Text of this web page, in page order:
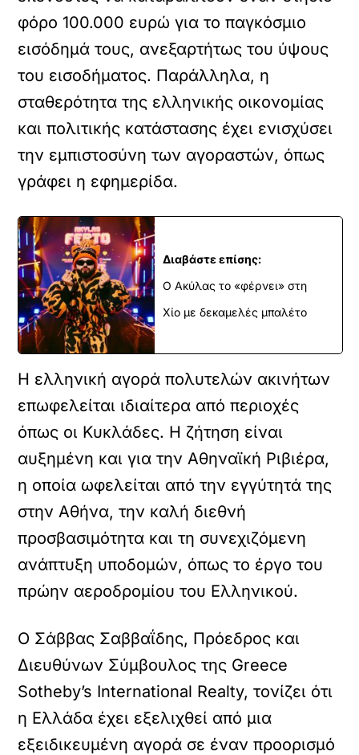
φόρο 100.000 ευρώ για το παγκόσμιο
εισόδημά τους, ανεξαρτήτως του ύψους
του εισοδήματος. Παράλληλα, η
σταθερότητα της ελληνικής οικονομίας
και πολιτικής κατάστασης έχει ενισχύσει
την εμπιστοσύνη των αγοραστών, όπως
γράφει η εφημερίδα.
Διαβάστε επίσης:
Ο Ακύλας το «φέρνει» στη
Χίο με δεκαμελές μπαλέτο
Η ελληνική αγορά πολυτελών ακινήτων
επωφελείται ιδιαίτερα από περιοχές
όπως οι Κυκλάδες. Η ζήτηση είναι
αυξημένη και για την Αθηναϊκή Ριβιέρα,
η οποία ωφελείται από την εγγύτητά της
στην Αθήνα, την καλή διεθνή
προσβασιμότητα και τη συνεχιζόμενη
ανάπτυξη υποδομών, όπως το έργο του
πρώην αεροδρομίου του Ελληνικού.
Ο Σάββας Σαββαΐδης, Πρόεδρος και
Διευθύνων Σύμβουλος της Greece
Sotheby’s International Realty, τονίζει ότι
η Ελλάδα έχει εξελιχθεί από μια
εξειδικευμένη αγορά σε έναν προορισμό